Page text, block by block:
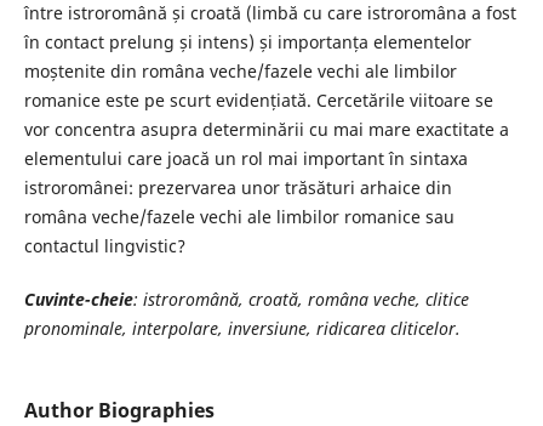
între istroromână și croată (limbă cu care istroromâna a fost
în contact prelung și intens) și importanța elementelor
moștenite din româna veche/fazele vechi ale limbilor
romanice este pe scurt evidențiată. Cercetările viitoare se
vor concentra asupra determinării cu mai mare exactitate a
elementului care joacă un rol mai important în sintaxa
istroromânei: prezervarea unor trăsături arhaice din
româna veche/fazele vechi ale limbilor romanice sau
contactul lingvistic?
Cuvinte-cheie: istroromână, croată, româna veche, clitice
pronominale, interpolare, inversiune, ridicarea cliticelor.
Author Biographies